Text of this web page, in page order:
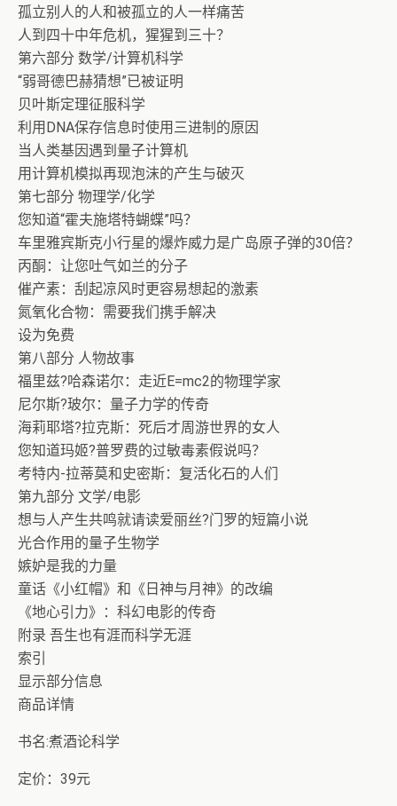
孤立别人的人和被孤立的人一样痛苦
人到四十中年危机，猩猩到三十？
第六部分 数学/计算机科学
“弱哥德巴赫猜想”已被证明
贝叶斯定理征服科学
利用DNA保存信息时使用三进制的原因
当人类基因遇到量子计算机
用计算机模拟再现泡沫的产生与破灭
第七部分 物理学/化学
您知道“霍夫施塔特蝴蝶”吗？
车里雅宾斯克小行星的爆炸威力是广岛原子弹的30倍？
丙酮：让您吐气如兰的分子
催产素：刮起凉风时更容易想起的激素
氮氧化合物：需要我们携手解决
设为免费
第八部分 人物故事
福里兹?哈森诺尔：走近E=mc2的物理学家
尼尔斯?玻尔：量子力学的传奇
海莉耶塔?拉克斯：死后才周游世界的女人
您知道玛姬?普罗费的过敏毒素假说吗？
考特内-拉蒂莫和史密斯：复活化石的人们
第九部分 文学/电影
想与人产生共鸣就请读爱丽丝?门罗的短篇小说
光合作用的量子生物学
嫉妒是我的力量
童话《小红帽》和《日神与月神》的改编
《地心引力》：科幻电影的传奇
附录 吾生也有涯而科学无涯
索引
显示部分信息
商品详情
书名:煮酒论科学
定价：39元